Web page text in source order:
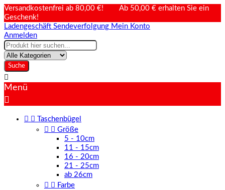
Versandkostenfrei ab 80,00 €! Ab 50,00 € erhalten Sie ein
Geschenk!
Ladengeschäft Sendeverfolgung Mein Konto
Anmelden
Suche

Menü

 
Taschenbügel
  Größe
5 - 10cm
11 - 15cm
16 - 20cm
21 - 25cm
ab 26cm
  Farbe